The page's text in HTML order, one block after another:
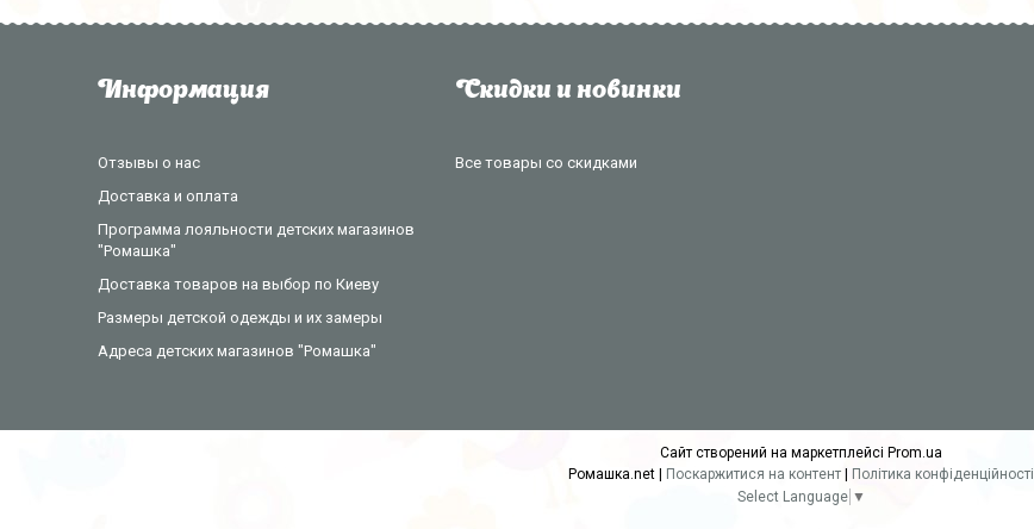
Информация
Отзывы о нас
Доставка и оплата
Программа лояльности детских магазинов
"Ромашка"
Доставка товаров на выбор по Киеву
Размеры детской одежды и их замеры
Адреса детских магазинов "Ромашка"
Скидки и новинки
Все товары со скидками
Сайт створений на маркетплейсі Prom.ua
Поскаржитися на контент
Політика конфіденційності
Select Language ▼